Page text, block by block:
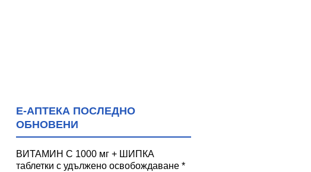
Е-АПТЕКА ПОСЛЕДНО
ОБНОВЕНИ
ВИТАМИН С 1000 мг + ШИПКА
таблетки с удължено освобождаване *